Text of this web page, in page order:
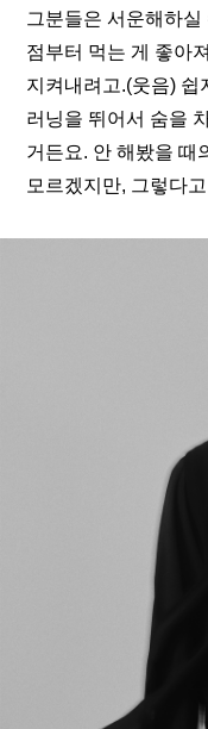
그분들은 서운해하실
점부터 먹는 게 좋아
지켜내려고.(웃음) 쉽
러닝을 뛰어서 숨을
거든요. 안 해봤을 때
모르겠지만, 그렇다